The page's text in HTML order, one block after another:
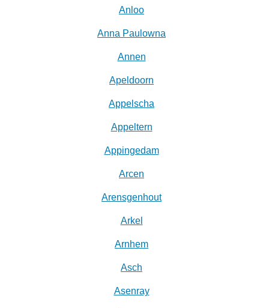
Anloo
Anna Paulowna
Annen
Apeldoorn
Appelscha
Appeltern
Appingedam
Arcen
Arensgenhout
Arkel
Arnhem
Asch
Asenray